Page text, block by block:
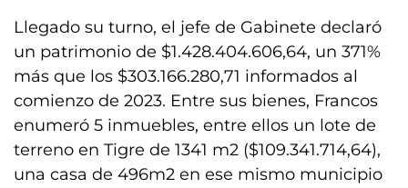
Llegado su turno, el jefe de Gabinete declaró
un patrimonio de $1.428.404.606,64, un 371%
más que los $303.166.280,71 informados al
comienzo de 2023. Entre sus bienes, Francos
enumeró 5 inmuebles, entre ellos un lote de
terreno en Tigre de 1341 m2 ($109.341.714,64),
una casa de 496m2 en ese mismo municipio